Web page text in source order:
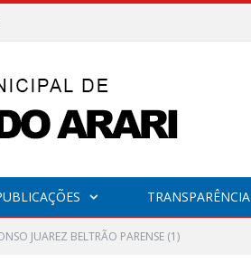
TRANSPARÊNCIA
JUAREZ BELTRÃO PARENSE (1)